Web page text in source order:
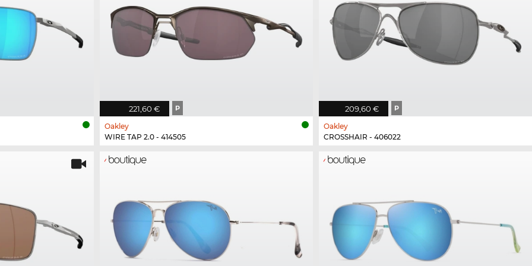
221,60 € P
Oakley
WIRE TAP 2.0 - 414505
209,60 € P
Oakley
CROSSHAIR - 406022